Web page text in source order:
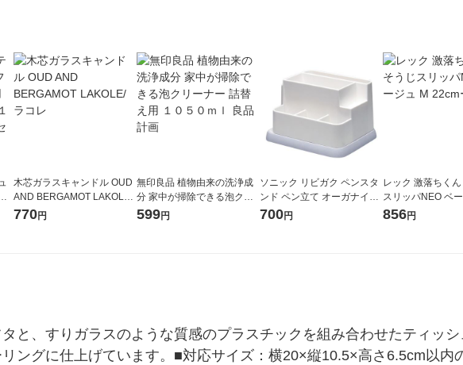
×
木芯ガラスキャンドル OUD
AND BERGAMOT LAKOLE/
ラコレ
770円
無印良品 植物由来の洗浄成
分 家中が掃除できる泡クリ
ーナー 詰替え用 １０５０ｍ
599円
ソニック リビガク ペンスタ
ンド ペン立て オーガナイザ
ー LV-8280-I
700円
レック 激落ちくん
スリッパNEO ベ
cmー25cm
856円
と、すりガラスのような質感のプラスチックを組み合わせたティッシ
ングに仕上げています。■対応サイズ：横20×縦10.5×高さ6.5cm以内